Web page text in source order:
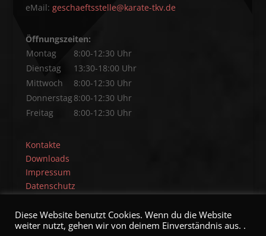
eMail: geschaeftsstelle@karate-tkv.de
Öffnungszeiten:
Montag
8:00-12:30 Uhr
Dienstag
13:30-18:00 Uhr
Mittwoch
8:00-12:30 Uhr
Donnerstag 8:00-12:30 Uhr
Freitag
8:00-12:30 Uhr
Kontakte
Downloads
Impressum
Datenschutz
Diese Website benutzt Cookies. Wenn du die Website
weiter nutzt, gehen wir von deinem Einverständnis aus. .